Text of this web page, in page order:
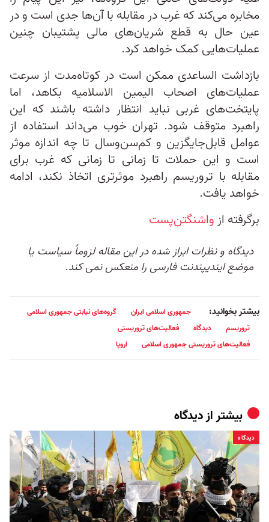
مخابره می‌کند که غرب در مقابله با آن‌ها جدی است و در
عین حال به قطع شریان‌های مالی پشتیبان چنین
عملیات‌هایی کمک خواهد کرد.
بازداشت الساعدی ممکن است در کوتاه‌مدت از سرعت
عملیات‌های اصحاب الیمین الاسلامیه بکاهد، اما
پایتخت‌های غربی نباید انتظار داشته باشند که این
راهبرد متوقف شود. تهران خوب می‌داند استفاده از
عوامل قابل‌جایگزین و کم‌سن‌وسال تا چه اندازه موثر
است و این حملات تا زمانی تا زمانی که غرب برای
مقابله با تروریسم راهبرد موثرتری اتخاذ نکند، ادامه
خواهد یافت.
برگرفته از واشنگتن‌پست
دیدگاه و نظرات ابراز شده در این مقاله لزوماً سیاست یا
موضع ایندیپندنت فارسی را منعکس نمی کند.
بیشتر بخوانید: جمهوری اسلامی ایران
گروه‌های نیابتی جمهوری اسلامی
تروریسم
دیدگاه
فعالیت‌های تروریستی
فعالیت‌های تروریستی جمهوری اسلامی
اروپا
بیشتر ازدیدگاه
دیدگاه